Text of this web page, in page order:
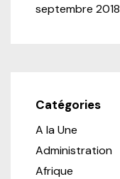
septembre 2018
Catégories
A la Une
Administration
Afrique